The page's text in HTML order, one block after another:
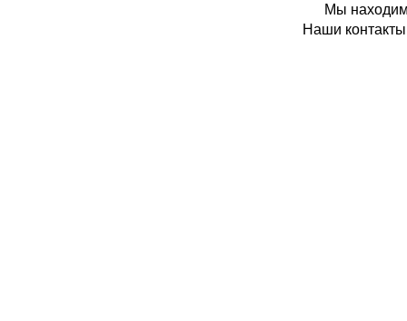
Мы
Наши